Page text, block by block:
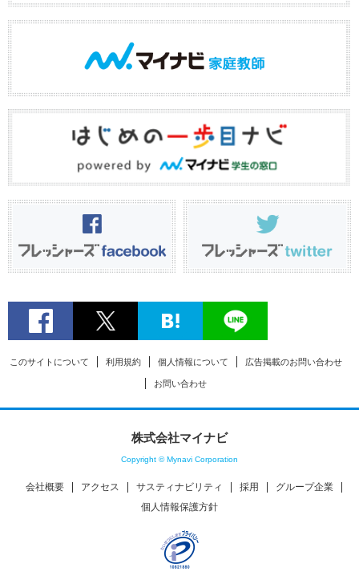
このサイトについて 利用規約 個人情報について 広告掲載のお問い合わせ
お問い合わせ
株式会社マイナビ
Copyright © Mynavi Corporation
会社概要 アクセス サスティナビリティ 採用
グループ企業
個人情報保護方針